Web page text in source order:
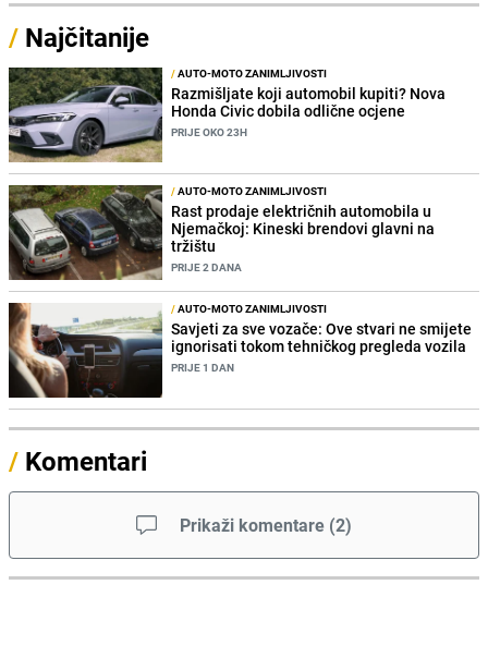
/ Najčitanije
/AUTO-MOTO ZANIMLJIVOSTI
Razmišljate koji automobil kupiti? Nova
Honda Civic dobila odlične ocjene
PRIJE OKO 23H
/AUTO-MOTO ZANIMLJIVOSTI
Rast prodaje električnih automobila u
Njemačkoj: Kineski brendovi glavni na
tržištu
PRIJE 2 DANA
/AUTO-MOTO ZANIMLJIVOSTI
Savjeti za sve vozače: Ove stvari ne smijete
ignorisati tokom tehničkog pregleda vozila
PRIJE 1 DAN
/ Komentari
Prikaži komentare (2)